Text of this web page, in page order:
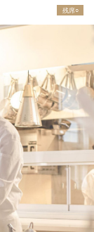
残席○